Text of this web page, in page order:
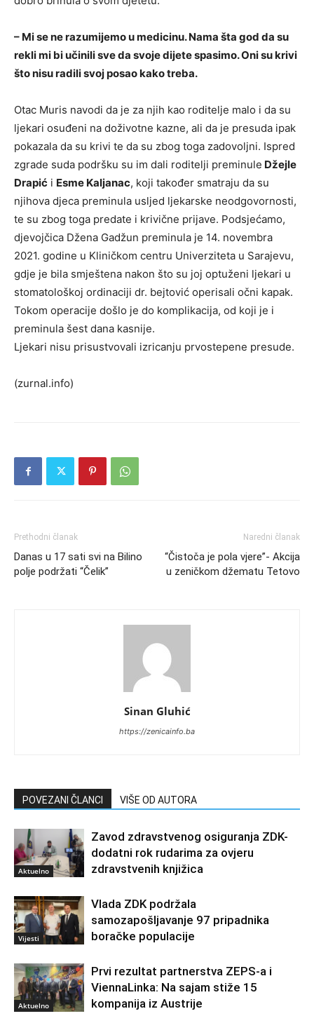
– Mi se ne razumijemo u medicinu. Nama šta god da su
rekli mi bi učinili sve da svoje dijete spasimo. Oni su krivi
što nisu radili svoj posao kako treba.
Otac Muris navodi da je za njih kao roditelje malo i da su
ljekari osuđeni na doživotne kazne, ali da je presuda ipak
pokazala da su krivi te da su zbog toga zadovoljni. Ispred
zgrade suda podršku su im dali roditelji preminule Džejle
Drapić i Esme Kaljanac, koji također smatraju da su
njihova djeca preminula usljed ljekarske neodgovornosti,
te su zbog toga predate i krivične prijave. Podsjećamo,
djevojčica Džena Gadžun preminula je 14. novembra
2021. godine u Kliničkom centru Univerziteta u Sarajevu,
gdje je bila smještena nakon što su joj optuženi ljekari u
stomatološkoj ordinaciji dr. bejtović operisali očni kapak.
Tokom operacije došlo je do komplikacija, od koji je i
preminula šest dana kasnije.
Ljekari nisu prisustvovali izricanju prvostepene presude.
(zurnal.info)
Prethodni članak
Danas u 17 sati svi na Bilino
polje podržati “Čelik”
Naredni članak
“Čistoča je pola vjere”- Akcija
u zeničkom džematu Tetovo
Sinan Gluhić
https://zenicainfo.ba
POVEZANI ČLANCI VIŠE OD AUTORA
Aktuelno
Zavod zdravstvenog osiguranja ZDK-
dodatni rok rudarima za ovjeru
zdravstvenih knjižica
Vijesti
Vlada ZDK podržala
samozapošljavanje 97 pripadnika
boračke populacije
Aktuelno
Prvi rezultat partnerstva ZEPS-a i
ViennaLinka: Na sajam stiže 15
kompanija iz Austrije